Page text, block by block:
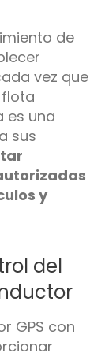
de
vez que
es una
sus
y
del
GPS con